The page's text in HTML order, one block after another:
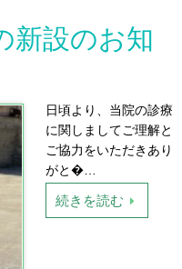
新設のお知
日頃より、当院の診療
に関しましてご理解と
ご協力をいただきあり
がと�…
続きを読む